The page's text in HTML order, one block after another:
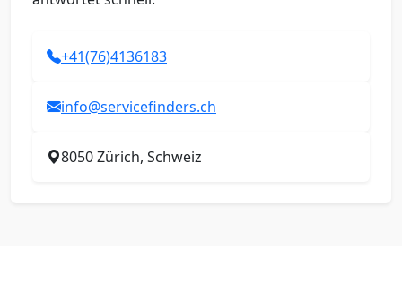
+41(76)4136183
info@servicefinders.ch
8050 Zürich, Schweiz